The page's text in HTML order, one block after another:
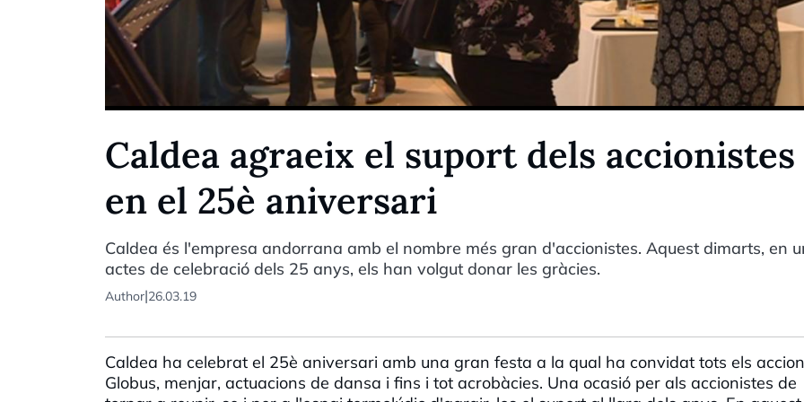
Caldea agraeix el suport dels accionistes
en el 25è aniversari
Caldea és l'empresa andorrana amb el nombre més gran d'accionistes. Aquest dimarts, en
actes de celebració dels 25 anys, els han volgut donar les gràcies.
Author|26.03.19
Caldea ha celebrat el 25è aniversari amb una gran festa a la qual ha convidat tots els
Globus, menjar, actuacions de dansa i fins i tot acrobàcies. Una ocasió per als accionistes de